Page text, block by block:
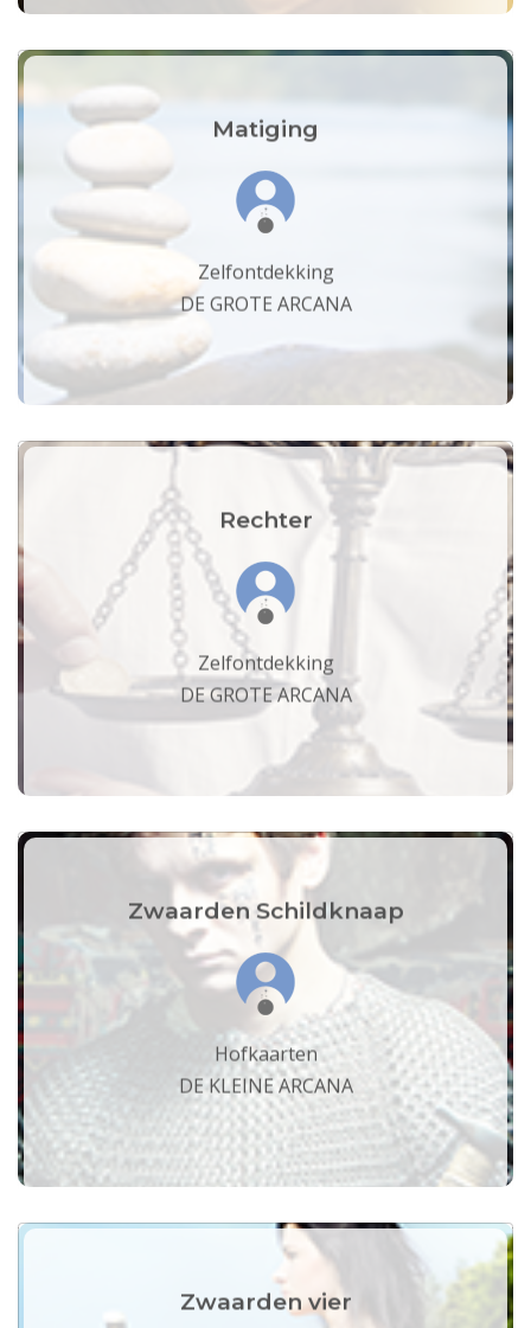
Matiging
Zelfontdekking
DE GROTE ARCANA
Rechter
Zelfontdekking
DE GROTE ARCANA
Zwaarden Schildknaap
Hofkaarten
DE KLEINE ARCANA
Zwaarden vier